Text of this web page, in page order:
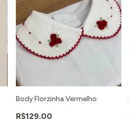
Body Florzinha Vermelho
R$129,00